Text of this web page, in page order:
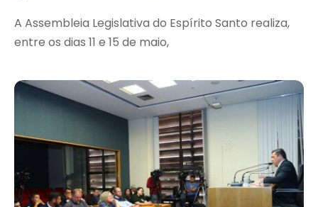
A Assembleia Legislativa do Espírito Santo realiza,
entre os dias 11 e 15 de maio,